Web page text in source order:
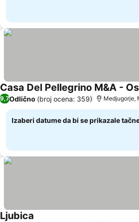
Casa Del Pellegrino M&A -
9,7Odlično (broj ocena: 359) Medjugorje,
Izaberi datume da bi se prikazale
Ljubica